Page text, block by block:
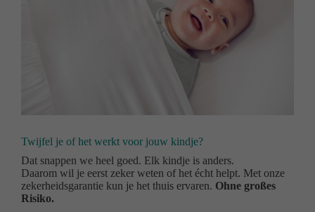
Twijfel je of het werkt voor jouw kindje?
Dat snappen we heel goed. Elk kindje is anders.
Daarom wil je eerst zeker weten of het écht helpt. Met onze
zekerheidsgarantie kun je het thuis ervaren. Ohne großes
Risiko.